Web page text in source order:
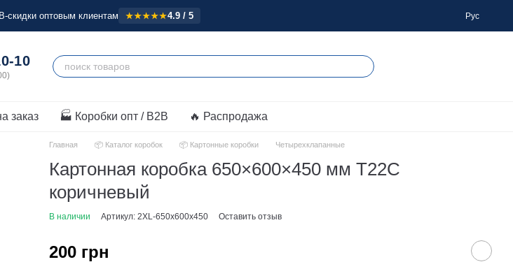
скидки оптовым клиентам ★★★★★4.9 / 5 Рус
10
заказ 🏭 Коробки опт / B2B 🔥 Распродажа
Главная 📦 Каталог коробок 📦 Картонные коробки Четырехклапанные
Картонная коробка 650×600×450 мм Т22С
коричневый
В наличии Артикул: 2XL-650x600x450 Оставить отзыв
200 грн